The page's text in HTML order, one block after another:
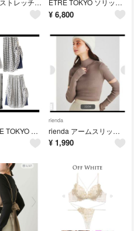
シアー切替ストレッチトップス ブラウン ETRE TOKYO ソリッド タック ワンピース
¥ 6,800
CONVERSE TOKYO The Virginia スカート
rienda
rienda アームスリットRIB Knit TOP
¥ 1,990